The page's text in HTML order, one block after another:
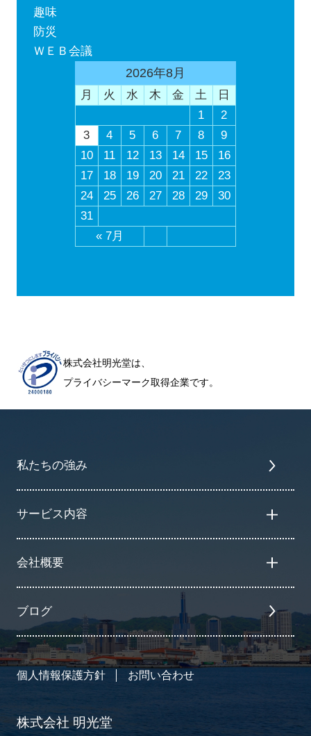
趣味
防災
ＷＥＢ会議
2026年8月
月 火 水 木 金 土 日
« 7月
1
2
3
4 5 6 7 8
9
10
11 12 13 14 15
16
17
18 19 20 21 22
23
24
25 26 27 28 29
30
31
株式会社明光堂は、
プライバシーマーク取得企業です。
私たちの強み
サービス内容
会社概要
ブログ
個人情報保護方針 お問い合わせ
株式会社 明光堂